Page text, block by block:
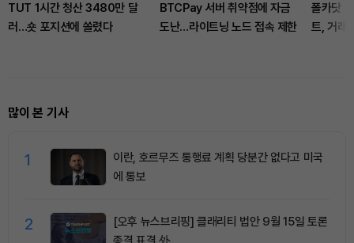
TUT 1시간 청산 3480만 달
러…숏 포지션에 쏠렸다
BTCPay 서버 취약점에 자금
도난…라이트닝 노드 접속 제한
폴카닷
트, 거래
많이 본 기사
1
이란, 호르무즈 통행료 계획 당분간 없다고 미국
에 통보
2
[오후 뉴스브리핑] 클래리티 법안 9월 15일 토론